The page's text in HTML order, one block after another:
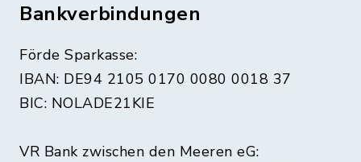
Bankverbindungen
Förde Sparkasse:
IBAN: DE94 2105 0170 0080 0018 37
BIC: NOLADE21KIE
VR Bank zwischen den Meeren eG: